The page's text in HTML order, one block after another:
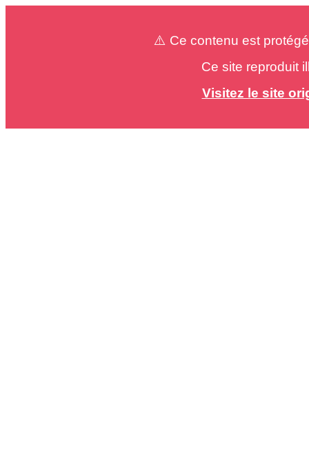
⚠️ Ce contenu est
Ce site reproduit
Visitez le site